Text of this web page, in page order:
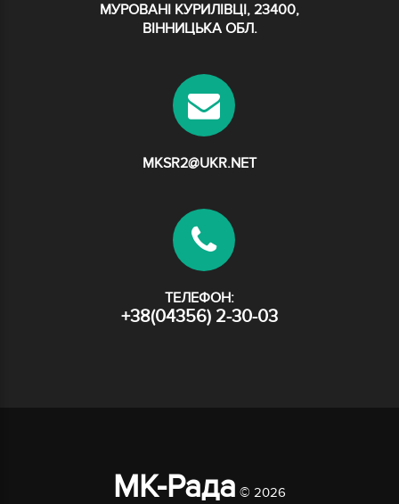
МУРОВАНІ КУРИЛІВЦІ, 23400,
ВІННИЦЬКА ОБЛ.
MKSR2@UKR.NET
ТЕЛЕФОН:
+38(04356) 2-30-03
МК-Рада © 2026